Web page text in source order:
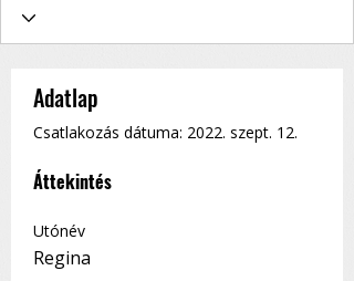
Adatlap
Csatlakozás dátuma: 2022. szept. 12.
Áttekintés
Utónév
Regina